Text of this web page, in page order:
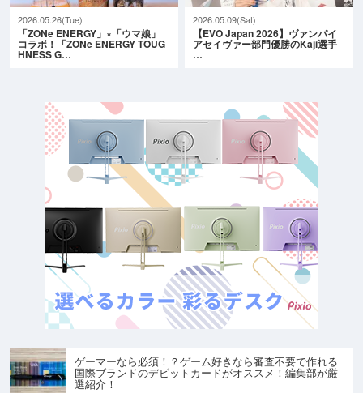
2026.05.26(Tue)
「ZONe ENERGY」×「ウマ娘」
コラボ！「ZONe ENERGY TOUG
HNESS G…
2026.05.09(Sat)
【EVO Japan 2026】ヴァンパイ
アセイヴァー部門優勝のKaji選手
…
ゲーマーなら必須！？ゲーム好きなら審査不要で作れる
国際ブランドのデビットカードがオススメ！編集部が厳
選紹介！